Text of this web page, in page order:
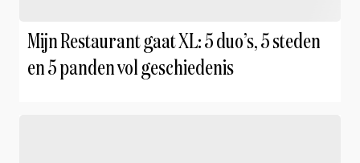
Mijn Restaurant gaat XL: 5 duo’s, 5 steden
en 5 panden vol geschiedenis